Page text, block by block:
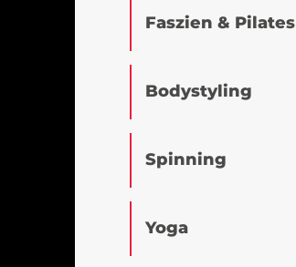
Faszien & Pilates
Bodystyling
Spinning
Yoga